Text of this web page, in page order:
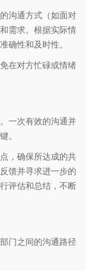
沟通方式（如面对
需求。根据实际情
确性和及时性。
在对方忙碌或情绪
一次有效的沟通并
。
，确保所达成的共
馈并寻求进一步的
评估和总结，不断
门之间的沟通路径